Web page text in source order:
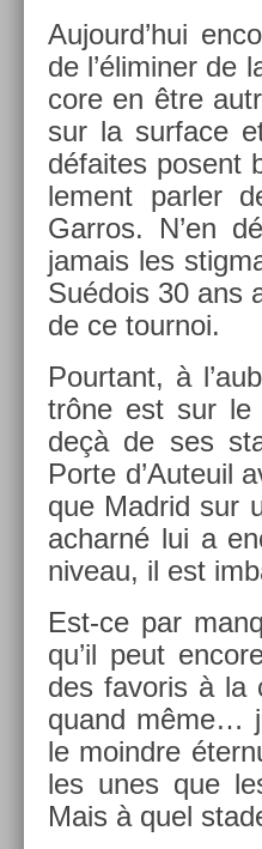
Aujourd’hui
de l’élimin­er de
core en être
sur la sur­face
défaites posent
le­ment parl­er
Garros. N’en
jamais les
Suédois 30 ans
de ce tour­noi.
Pour­tant, à
trône est sur le
deçà de ses
Porte d’Auteuil
que Mad­rid sur
ac­harné lui a
niveau, il est
Est-ce par
qu’il peut
des favoris à la
quand même…
le moindre
les unes que
Mais à quel